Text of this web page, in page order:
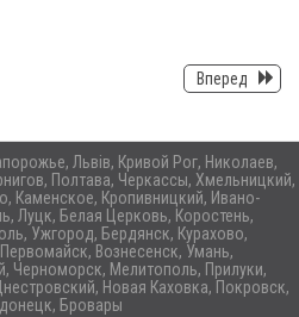
Вперед
Львів, Кривой Рог, Николаев,
Полтава, Черкассы, Хмельницкий,
Каменское, Кропивницкий, Ивано-
Луцк, Белая Церковь, Коростень,
Ужгород, Бердянск, Курахово,
Вознесенск, Умань,
Черноморск, Мелитополь, Прилуки,
Новая Каховка, Покровск,
Бровары